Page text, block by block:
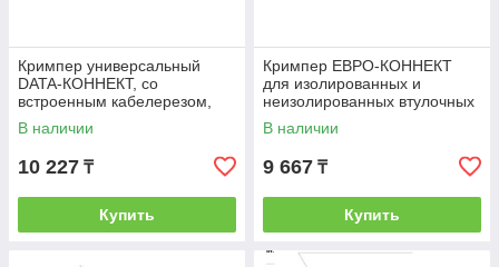
Кримпер универсальный
DATA-КОННЕКТ, со
встроенным кабелерезом,
съемником изоляции и
ограничителем, ЗУБР
В наличии
10 227 ₸
Купить
Кримпер ЕВРО-КОННЕКТ
для изолированных и
неизолированных втулочных
наконечников, с 4-
хсторонней матрицей, ЗУБР
В наличии
9 667 ₸
Купить